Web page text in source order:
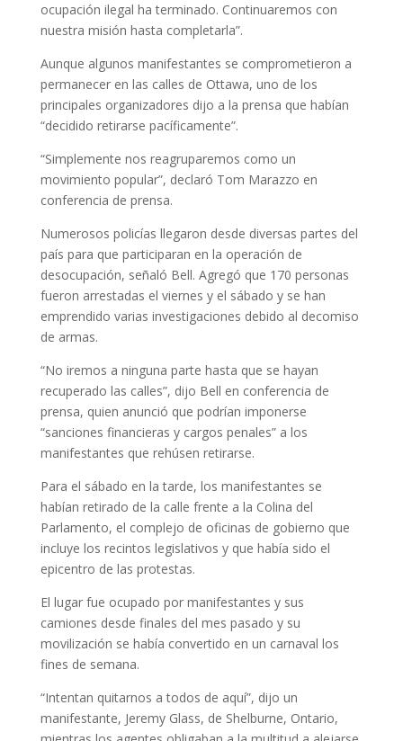
ocupación ilegal ha terminado. Continuaremos con
nuestra misión hasta completarla”.
Aunque algunos manifestantes se comprometieron a
permanecer en las calles de Ottawa, uno de los
principales organizadores dijo a la prensa que habían
“decidido retirarse pacíficamente”.
“Simplemente nos reagruparemos como un
movimiento popular”, declaró Tom Marazzo en
conferencia de prensa.
Numerosos policías llegaron desde diversas partes del
país para que participaran en la operación de
desocupación, señaló Bell. Agregó que 170 personas
fueron arrestadas el viernes y el sábado y se han
emprendido varias investigaciones debido al decomiso
de armas.
“No iremos a ninguna parte hasta que se hayan
recuperado las calles”, dijo Bell en conferencia de
prensa, quien anunció que podrían imponerse
“sanciones financieras y cargos penales” a los
manifestantes que rehúsen retirarse.
Para el sábado en la tarde, los manifestantes se
habían retirado de la calle frente a la Colina del
Parlamento, el complejo de oficinas de gobierno que
incluye los recintos legislativos y que había sido el
epicentro de las protestas.
El lugar fue ocupado por manifestantes y sus
camiones desde finales del mes pasado y su
movilización se había convertido en un carnaval los
fines de semana.
“Intentan quitarnos a todos de aquí”, dijo un
manifestante, Jeremy Glass, de Shelburne, Ontario,